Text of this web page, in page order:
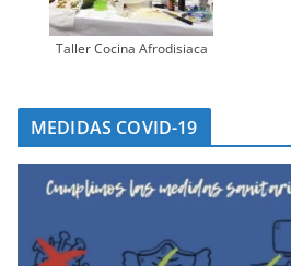
Taller Cocina Afrodisiaca
MEDIDAS COVID-19